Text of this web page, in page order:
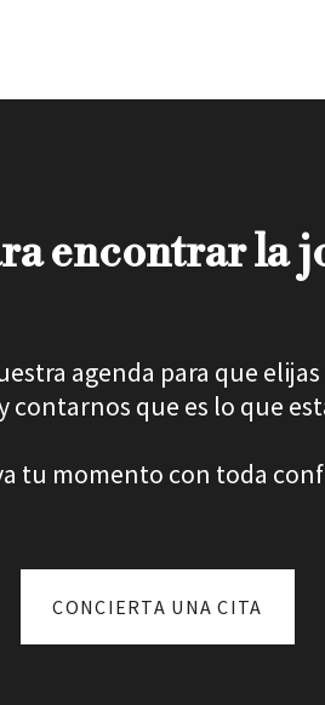
encontrar la
agenda para que
contarnos que es lo que
tu momento con toda
CONCIERTA UNA CITA